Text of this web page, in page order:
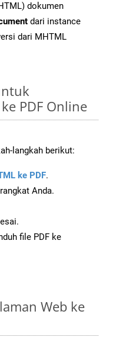
dokumen
dari instance
dari MHTML
PDF Online
langkah berikut:
ke PDF.
Anda.
file PDF ke
Web ke